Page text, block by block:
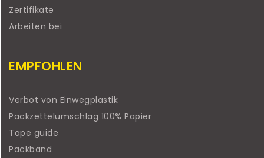
Zertifikate
Arbeiten bei
EMPFOHLEN
Verbot von Einwegplastik
Packzettelumschlag 100% Papier
Tape guide
Packband